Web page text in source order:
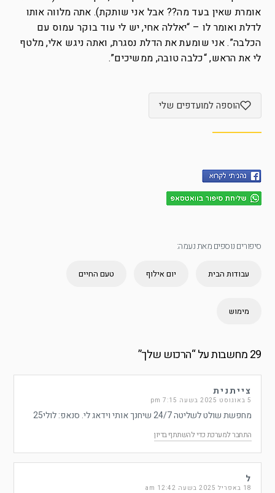
אומרת שאין בעד מה?? אבל אני שותקת). אתה מלווה אותו
לדלת ואומר לו – “יאללה אחי, יש לי עוד בוקר עמוס עם
הכלבה”. אני שומעת את הדלת נסגרת, ואתה ניגש אלי, מלטף
לי את הראש, “כלבה טובה, ממשיכים”.
הוספה למועדפים שלי
סיפורים נוספים מאת נעמה:
עבודות הבית יום אילוף טעם החיים
מימוש
29 מחשבות על “ הרכוש שלך”
צייתנית
5 באוגוסט 2025 בשעה 7:15 pm
מחפשת שולט לשליטה 24/7 שיחנך אותי וידאג לי. סנאפ: לולי25
התחבר למערכת כדי להשתתף בדיון
ל
18 באפריל 2025 בשעה 12:42 am